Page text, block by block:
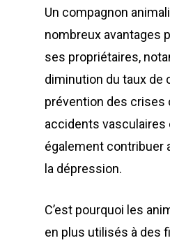
Un compagnon
nombreux avantages
ses propriétaires,
diminution du taux de
prévention des crises
accidents vasculaires
également contribuer
la dépression.
C’est pourquoi les
en plus utilisés à des